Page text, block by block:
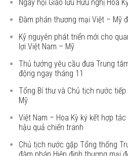
Ngày hội Giao lưu Hữu nghị Hoa
Đàm phán thương mại Việt – Mỹ
Kỷ nguyên phát triển mới cho
lợi Việt Nam – Mỹ
Thủ tướng yêu cầu đưa Trung
động ngay tháng 11
Tổng Bí thư và Chủ tịch nước
Mỹ
Việt Nam – Hoa Kỳ ký kết hợp
hậu quả chiến tranh
Chủ tịch nước gặp Tổng thống